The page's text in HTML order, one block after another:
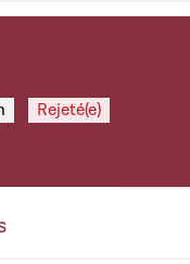
Rejeté(e)